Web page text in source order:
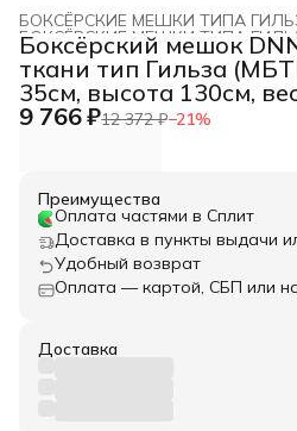
БОКСЁРСКИЕ МЕШКИ ТИПА
БОКСЁРСКИЕ МЕШКИ ТИПА
БОКСЕРСКИЕ МЕШКИ
Главная ›
Боксёрский мешок
ткани тип Гильза
35см, высота 130см,
9 766 ₽12 372 ₽−21%
Преимущества
Оплата частями в Сплит
Доставка в пункты выдачи
Удобный возврат
Оплата — картой, СБП или
Доставка